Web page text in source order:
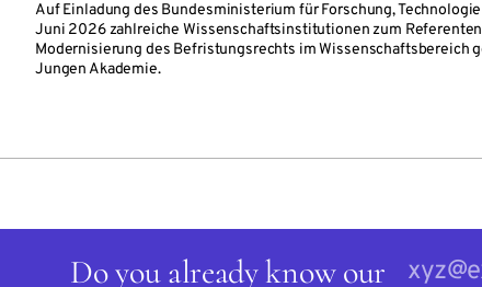
Auf Einladung des Bundesministerium für Forschung,
Juni 2026 zahlreiche Wissenschaftsinstitutionen zum
Modernisierung des Befristungsrechts im Wissenschaftsbereich
Jungen Akademie.
Do you already know our